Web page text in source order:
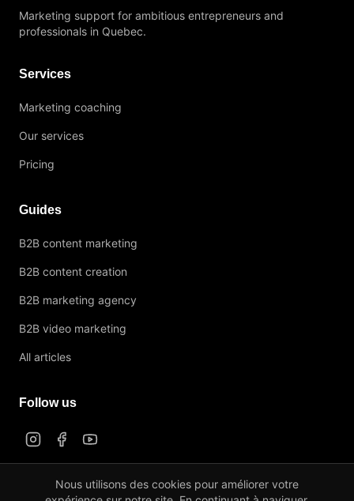
Marketing support for ambitious entrepreneurs and
professionals in Quebec.
Services
Marketing coaching
Our services
Pricing
Guides
B2B content marketing
B2B content creation
B2B marketing agency
B2B video marketing
All articles
Follow us
Nous utilisons des cookies pour améliorer votre